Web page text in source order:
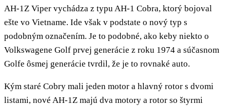
AH-1Z Viper vychádza z typu AH-1 Cobra, ktorý bojoval
ešte vo Vietname. Ide však v podstate o nový typ s
podobným označením. Je to podobné, ako keby niekto o
Volkswagene Golf prvej generácie z roku 1974 a súčasnom
Golfe ôsmej generácie tvrdil, že je to rovnaké auto.
Kým staré Cobry mali jeden motor a hlavný rotor s dvomi
listami, nové AH-1Z majú dva motory a rotor so štyrmi